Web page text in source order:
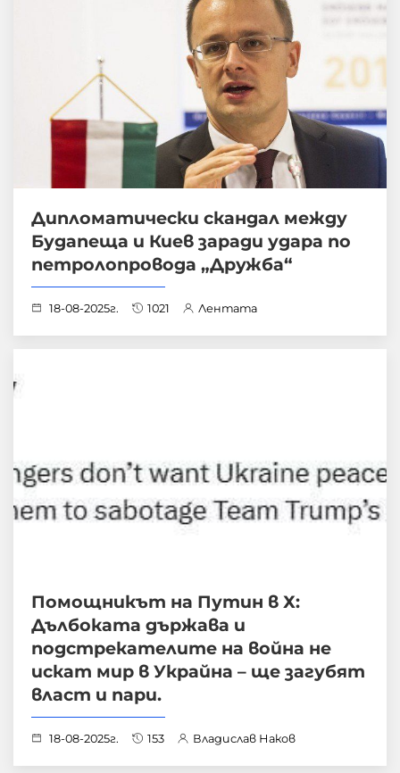
Дипломатически скандал между
Будапеща и Киев заради удара по
петролопровода „Дружба“
18-08-2025г. 1021 Лентата
Помощникът на Путин в Х:
Дълбоката държава и
подстрекателите на война не
искат мир в Украйна – ще загубят
власт и пари.
18-08-2025г. 153 Владислав Наков